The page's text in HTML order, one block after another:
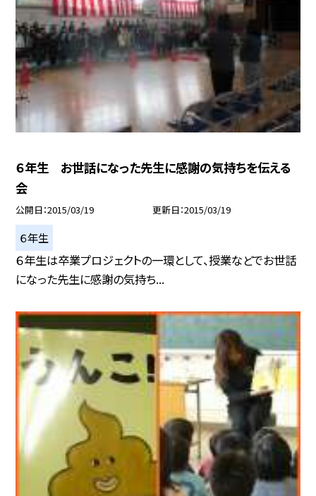
６年生 お世話になった先生に感謝の気持ちを伝える
会
公開日 2015/03/19 更新日 2015/03/19
６年生
６年生は卒業プロジェクトの一環として、授業などでお世話
になった先生に感謝の気持ち...